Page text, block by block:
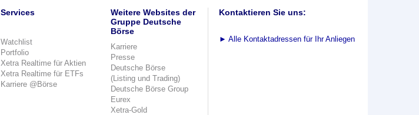
Services
Watchlist
Portfolio
Xetra Realtime für Aktien
Xetra Realtime für ETFs
Karriere @Börse
Weitere Websites der
Gruppe Deutsche
Börse
Karriere
Presse
Deutsche Börse
(Listing und Trading)
Deutsche Börse Group
Eurex
Xetra-Gold
Kontaktieren Sie uns:
► Alle Kontaktadressen für Ihr Anliegen